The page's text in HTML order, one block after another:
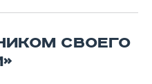
СВОЕГО